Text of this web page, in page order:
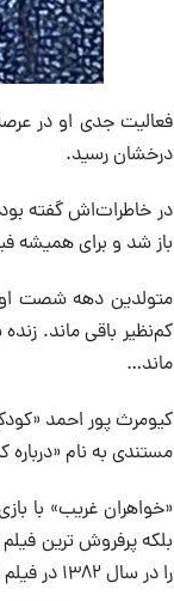
فعالیت جدی او در
درخشان رسید.
در خاطرات‌اش گفته بود
باز شد و برای همیشه
متولدین دهه شصت او
کم‌نظیر باقی ماند.
ماند…
مستندی به نام
«خواهران غریب» با
را در سال ۱۳۸۲ در فیلم «اتوبوس شب» تماشا کردیم.